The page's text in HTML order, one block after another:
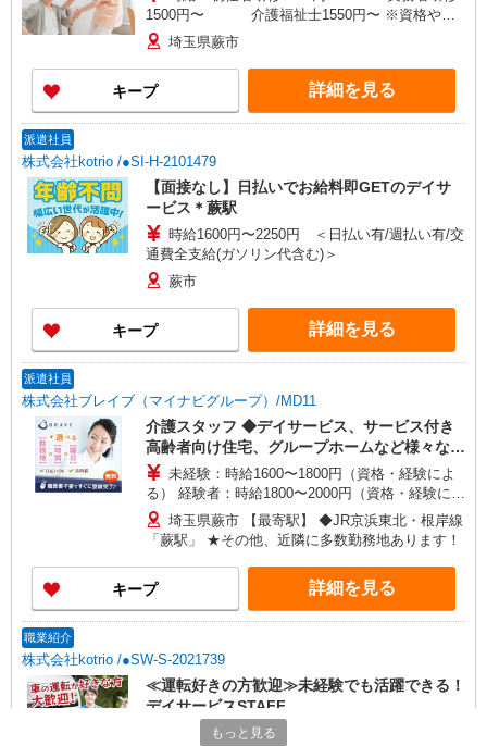
1500円〜 介護福祉士1550円〜 ※資格や経
験などによる
埼玉県蕨市
キープ 詳細を見る
派遣社員
株式会社kotrio /●SI-H-2101479
【面接なし】日払いでお給料即GETのデイサ
ービス＊蕨駅
時給1600円〜2250円 ＜日払い有/週払い有/交
通費全支給(ガソリン代含む)＞
蕨市
キープ 詳細を見る
派遣社員
株式会社ブレイブ（マイナビグループ）/MD11
介護スタッフ ◆デイサービス、サービス付き
高齢者向け住宅、グループホームなど様々な勤
務先から選べます。
未経験：時給1600〜1800円（資格・経験によ
る） 経験者：時給1800〜2000円（資格・経験によ
る） ◎月収例 時給2000円×1日8時間×22日（週5
日）＝35万2000円 ◆昇給あり ◆支払い方法 ※日
払い/週払い/月払い対応も可能です。詳しくは面談
時にご相談ください。 ◆交通費：別途全額支給 ※
当社規定あり
埼玉県蕨市 【最寄駅】 ◆JR京浜東北・根岸線
「蕨駅」 ★その他、近隣に多数勤務地あります！
キープ 詳細を見る
職業紹介
株式会社kotrio /●SW-S-2021739
≪運転好きの方歓迎≫未経験でも活躍できる！
デイサービスSTAFF
時給1550円〜2312円 ＜交通費全支給(ガソリ
もっと見る